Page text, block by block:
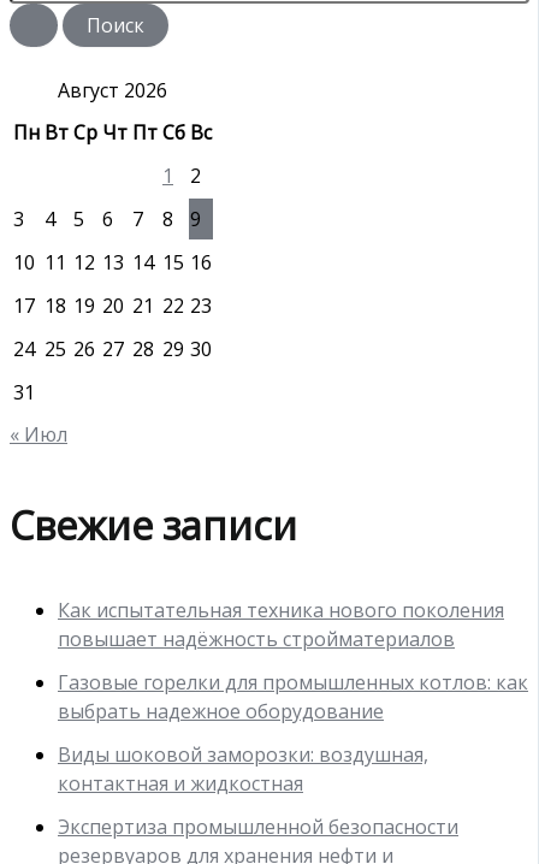
и
с
Август 2026
Пн ВтСр Чт ПтСб Вс
1
2
3
4 5 6 7 8
9
10 11 12 13 14 15 16
17 18 19 20 21 22 23
24 25 26 27 28 29 30
31
« Июл
Свежие записи
Как испытательная техника нового поколения
повышает надёжность стройматериалов
Газовые горелки для промышленных котлов: как
выбрать надежное оборудование
Виды шоковой заморозки: воздушная,
контактная и жидкостная
Экспертиза промышленной безопасности
резервуаров для хранения нефти и